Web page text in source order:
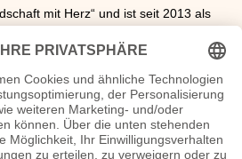
mit Herz“ und ist seit 2013 als
Geburtstag, verheiratet,
Rainer Homepage